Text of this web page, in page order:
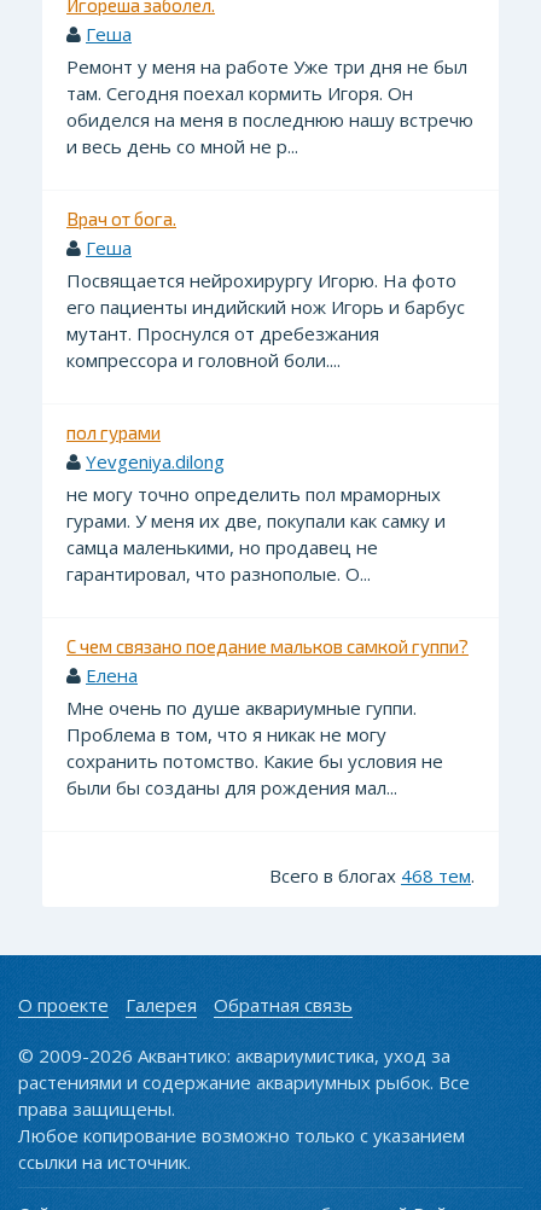
Игореша заболел.
Геша
Ремонт у меня на работе Уже три дня не был
там. Сегодня поехал кормить Игоря. Он
обиделся на меня в последнюю нашу встречю
и весь день со мной не р...
Врач от бога.
Геша
Посвящается нейрохирургу Игорю. На фото
его пациенты индийский нож Игорь и барбус
мутант. Проснулся от дребезжания
компрессора и головной боли....
пол гурами
Yevgeniya.dilong
не могу точно определить пол мраморных
гурами. У меня их две, покупали как самку и
самца маленькими, но продавец не
гарантировал, что разнополые. О...
С чем связано поедание мальков самкой гуппи?
Елена
Мне очень по душе аквариумные гуппи.
Проблема в том, что я никак не могу
сохранить потомство. Какие бы условия не
были бы созданы для рождения мал...
Всего в блогах 468 тем.
О проекте Галерея Обратная связь
© 2009-2026 Аквантико: аквариумистика, уход за
растениями и содержание аквариумных рыбок. Все
права защищены.
Любое копирование возможно только с указанием
ссылки на источник.